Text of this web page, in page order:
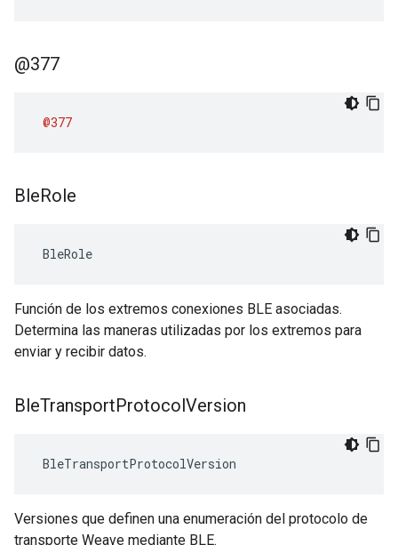
@377
@377
BleRole
BleRole
Función de los extremos conexiones BLE asociadas.
Determina las maneras utilizadas por los extremos para
enviar y recibir datos.
BleTransportProtocolVersion
BleTransportProtocolVersion
Versiones que definen una enumeración del protocolo de
transporte Weave mediante BLE.